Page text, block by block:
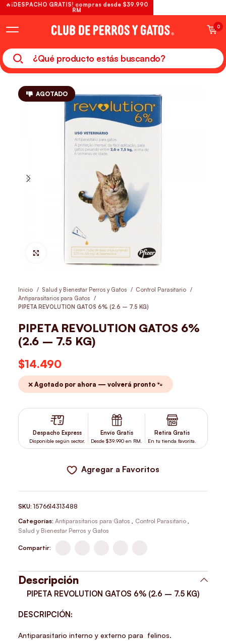
0
AGOTADO
Hacer Zoom
Inicio Salud y Bienestar Perros y Gatos
Control Parasitario
Antiparasitarios para Gatos
PIPETA REVOLUTION GATOS 6% (2.6 – 7.5 KG)
PIPETA REVOLUTION GATOS 6%
(2.6 – 7.5 KG)
$14.490
❌ Agotado por ahora — volverá pronto 🐾
Despacho Express
Disponible según sector.
Envío Gratis
Desde $39.990 en RM.
Retira Gratis
En tu tienda favorita.
Agregar a Favoritos
SKU:1576614313488
Categorías: Antiparasitarios para Gatos Control Parasitario
Salud y Bienestar Perros y Gatos
Compartir:
Descripción
PIPETA REVOLUTION GATOS 6% (2.6 – 7.5 KG)
DESCRIPCIÓN:
Antiparasitario interno y externo para felinos.
🔥¡DESPACHO GRATIS! compras desde $39.990
RM